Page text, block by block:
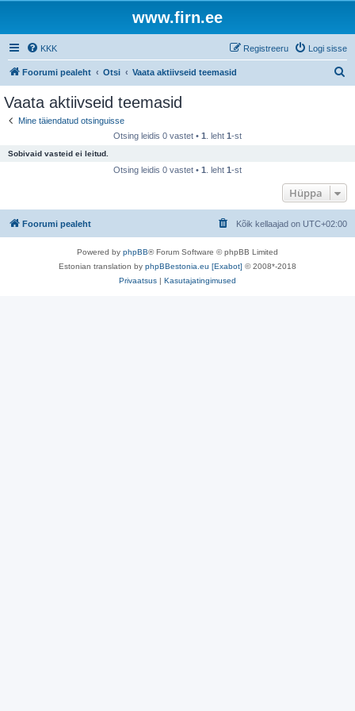
www.firn.ee
KKK Logi sisse
Registreeru
Foorumi pealeht Otsi Vaata aktiivseid teemasid
Vaata aktiivseid teemasid
Mine täiendatud otsinguisse
Otsing leidis 0 vastet • 1 . leht 1-st
Sobivaid vasteid ei leitud.
Otsing leidis 0 vastet • 1 . leht 1-st
Hüppa
Foorumi pealeht Kõik kellaajad on UTC+02:00
Powered by phpBB® Forum Software © phpBB Limited
Estonian translation by phpBBestonia.eu [Exabot] © 2008*-2018
Privaatsus | Kasutajatingimused